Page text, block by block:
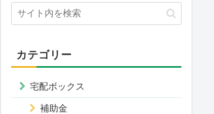
カテゴリー
宅配ボックス
補助金